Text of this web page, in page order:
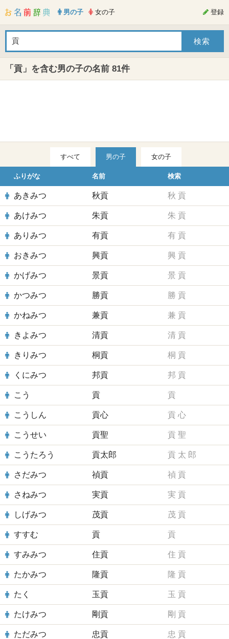
男の子 女の子 登録
「貢」を含む男の子の名前 81件
すべて 男の子 女の子
ふりがな 名前 検索
あきみつ 秋貢 秋 貢
あけみつ 朱貢 朱 貢
ありみつ 有貢 有 貢
おきみつ 興貢 興 貢
かげみつ 景貢 景 貢
かつみつ 勝貢 勝 貢
かねみつ 兼貢 兼 貢
きよみつ 清貢 清 貢
きりみつ 桐貢 桐 貢
くにみつ 邦貢 邦 貢
こう 貢 貢
こうしん 貢心 貢 心
こうせい 貢聖 貢 聖
こうたろう 貢太郎 貢 太 郎
さだみつ 禎貢 禎 貢
さねみつ 実貢 実 貢
しげみつ 茂貢 茂 貢
すすむ 貢 貢
すみみつ 住貢 住 貢
たかみつ 隆貢 隆 貢
たく 玉貢 玉 貢
たけみつ 剛貢 剛 貢
ただみつ 忠貢 忠 貢